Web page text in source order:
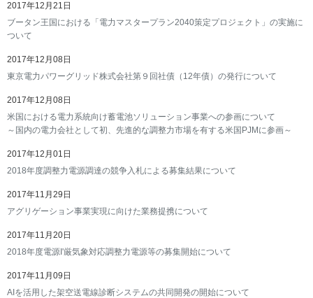
2017年12月21日
ブータン王国における「電力マスタープラン2040策定プロジェクト」の実施に
ついて
2017年12月08日
東京電力パワーグリッド株式会社第９回社債（12年債）の発行について
2017年12月08日
米国における電力系統向け蓄電池ソリューション事業への参画について
～国内の電力会社として初、先進的な調整力市場を有する米国PJMに参画～
2017年12月01日
2018年度調整力電源調達の競争入札による募集結果について
2017年11月29日
アグリゲーション事業実現に向けた業務提携について
2017年11月20日
2018年度電源I'厳気象対応調整力電源等の募集開始について
2017年11月09日
AIを活用した架空送電線診断システムの共同開発の開始について